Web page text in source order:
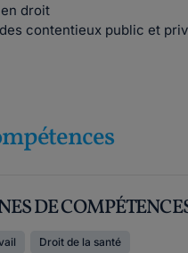
droit
contentieux public et
DE
Droit de la santé